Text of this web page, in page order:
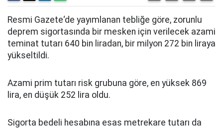
Resmi Gazete‘de yayımlanan tebliğe göre, zorunlu
deprem sigortasında bir mesken için verilecek azami
teminat tutarı 640 bin liradan, bir milyon 272 bin liraya
yükseltildi.
Azami prim tutarı risk grubuna göre, en yüksek 869
lira, en düşük 252 lira oldu.
Sigorta bedeli hesabına esas metrekare tutarı da